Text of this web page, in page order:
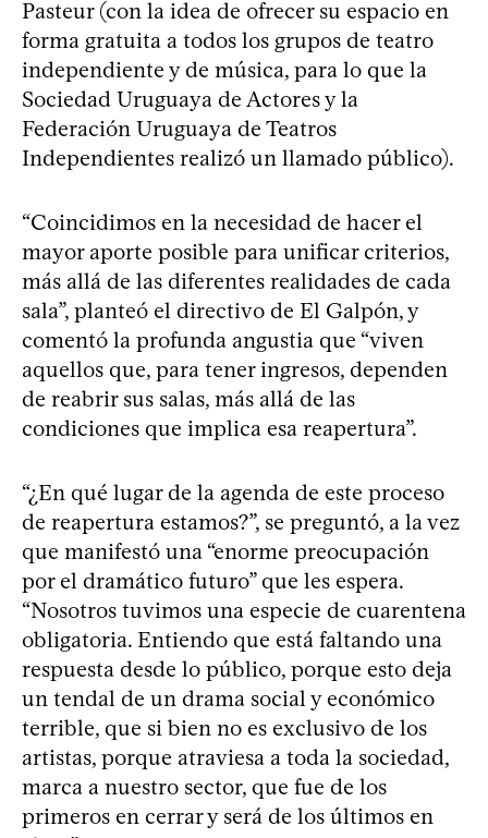
Pasteur (con la idea de ofrecer su espacio en
forma gratuita a todos los grupos de teatro
independiente y de música, para lo que la
Sociedad Uruguaya de Actores y la
Federación Uruguaya de Teatros
Independientes realizó un llamado público).
“Coincidimos en la necesidad de hacer el
mayor aporte posible para unificar criterios,
más allá de las diferentes realidades de cada
sala”, planteó el directivo de El Galpón, y
comentó la profunda angustia que “viven
aquellos que, para tener ingresos, dependen
de reabrir sus salas, más allá de las
condiciones que implica esa reapertura”.
“¿En qué lugar de la agenda de este proceso
de reapertura estamos?”, se preguntó, a la vez
que manifestó una “enorme preocupación
por el dramático futuro” que les espera.
“Nosotros tuvimos una especie de cuarentena
obligatoria. Entiendo que está faltando una
respuesta desde lo público, porque esto deja
un tendal de un drama social y económico
terrible, que si bien no es exclusivo de los
artistas, porque atraviesa a toda la sociedad,
marca a nuestro sector, que fue de los
primeros en cerrar y será de los últimos en